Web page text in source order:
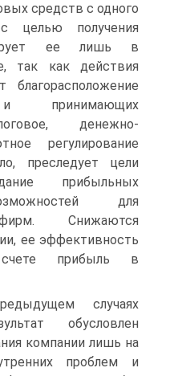
средств с одного
целью получения
ее лишь в
так как действия
и принимающих
денежно-
регулирование
преследует цели
прибыльных
для
Снижаются
ее эффективность
прибыль в
случаях
обусловлен
компании лишь на
проблем и